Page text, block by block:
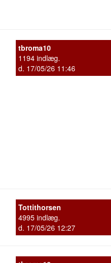
tbroma10
1194 indlæg.
d. 17/05/26 11:46
Tottithorsen
4995 indlæg.
d. 17/05/26 12:27